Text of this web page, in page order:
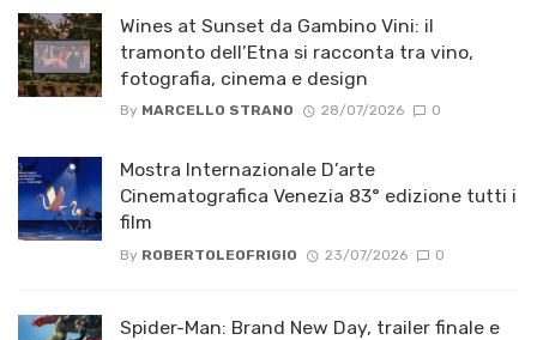
Wines at Sunset da Gambino Vini: il
tramonto dell’Etna si racconta tra vino,
fotografia, cinema e design
By MARCELLO STRANO 28/07/2026 0
Mostra Internazionale D’arte
Cinematografica Venezia 83° edizione tutti i
film
By ROBERTOLEOFRIGIO 23/07/2026 0
Spider-Man: Brand New Day, trailer finale e